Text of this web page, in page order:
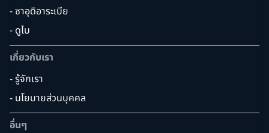
- ซาอุดิอาระเบีย
- ดูไบ
เกี่ยวกับเรา
- รู้จักเรา
- นโยบายส่วนบุคคล
อื่นๆ